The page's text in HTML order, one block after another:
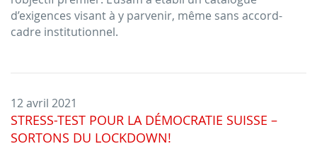
d’exigences visant à y parvenir, même sans accord-
cadre institutionnel.
12 avril 2021
STRESS-TEST POUR LA DÉMOCRATIE SUISSE –
SORTONS DU LOCKDOWN!